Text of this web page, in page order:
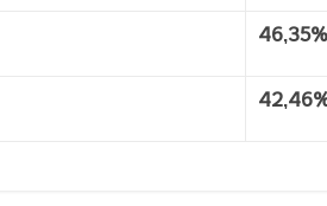
46,35%